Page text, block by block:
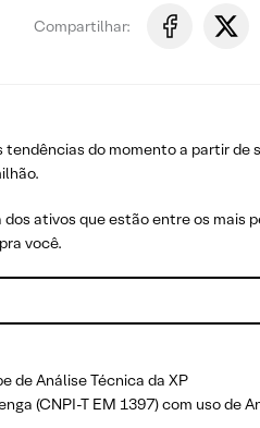
Compartilhar:
do momento a partir de
ativos que estão entre os mais
você.
de Análise Técnica da XP
(CNPI-T EM 1397) com uso de